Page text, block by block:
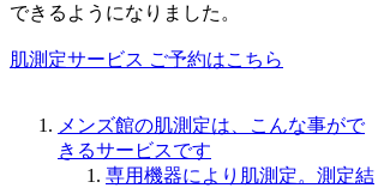
できるようになりました。
肌測定サービス ご予約はこちら
メンズ館の肌測定は、こんな事がで
きるサービスです
専用機器により肌測定。測定結